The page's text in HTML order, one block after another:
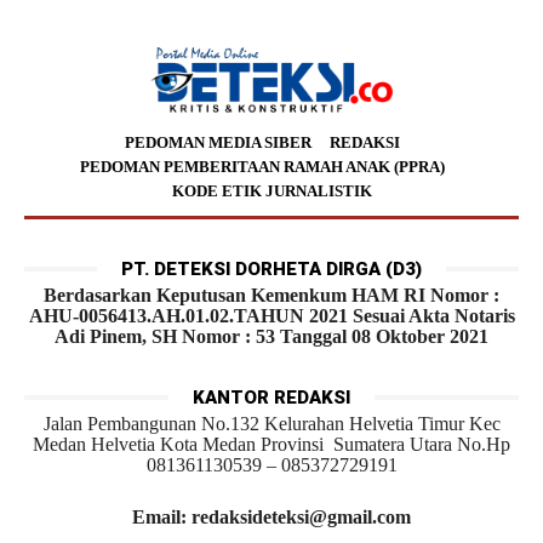
PEDOMAN MEDIA SIBER
REDAKSI
PEDOMAN PEMBERITAAN RAMAH ANAK (PPRA)
KODE ETIK JURNALISTIK
PT. DETEKSI DORHETA DIRGA (D3)
Berdasarkan Keputusan Kemenkum HAM RI Nomor :
AHU-0056413.AH.01.02.TAHUN 2021 Sesuai Akta Notaris
Adi Pinem, SH Nomor : 53 Tanggal 08 Oktober 2021
KANTOR REDAKSI
Jalan Pembangunan No.132 Kelurahan Helvetia Timur Kec
Medan Helvetia Kota Medan Provinsi Sumatera Utara No.Hp
081361130539 – 085372729191
Email: redaksideteksi@gmail.com